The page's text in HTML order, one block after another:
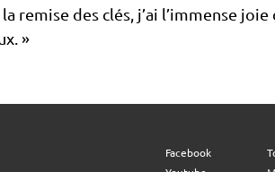
remise des clés, j’ai l’immense
»
Facebook